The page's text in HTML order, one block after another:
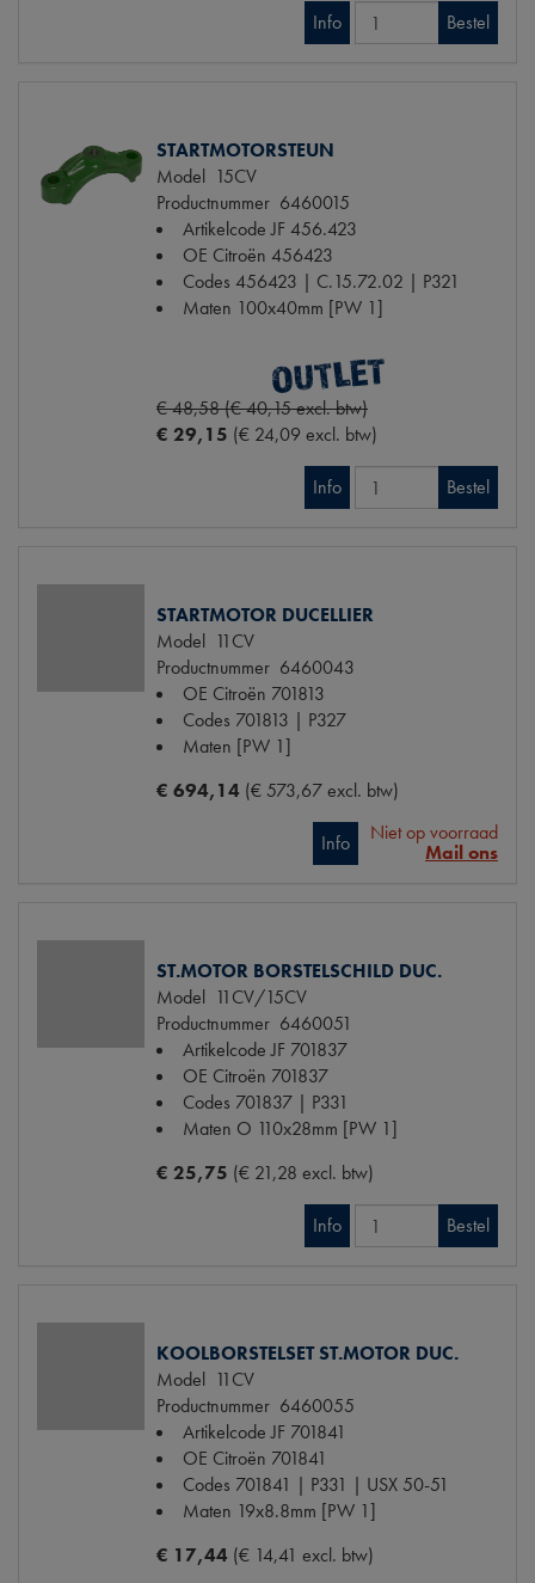
Info Bestel
STARTMOTORSTEUN
Model 15CV
Productnummer 6460015
Artikelcode JF456.423
OE Citroën 456423
Codes 456423 | C.15.72.02 | P321
Maten 100x40mm [PW 1]
€ 48,58 (€ 40,15 excl. btw)
€ 29,15 (€ 24,09 excl. btw)
Info Bestel
STARTMOTOR DUCELLIER
Model 11CV
Productnummer 6460043
OE Citroën 701813
Codes 701813 | P327
Maten [PW 1]
€ 694,14 (€ 573,67 excl. btw)
Info
Niet op voorraad
Mail ons
ST.MOTOR BORSTELSCHILD DUC.
Model 11CV/15CV
Productnummer 6460051
Artikelcode JF 701837
OE Citroën 701837
Codes 701837 | P331
Maten O 110x28mm [PW 1]
€ 25,75 (€ 21,28 excl. btw)
Info Bestel
KOOLBORSTELSET ST.MOTOR DUC.
Model 11CV
Productnummer 6460055
Artikelcode JF 701841
OE Citroën 701841
Codes 701841 | P331 | USX 50-51
Maten 19x8.8mm [PW 1]
€ 17,44 (€ 14,41 excl. btw)